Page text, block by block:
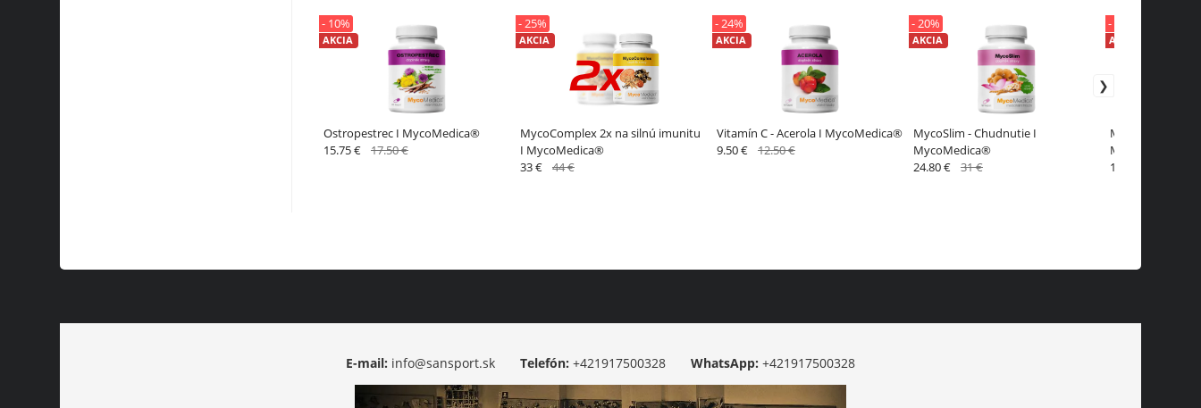
Ostropestrec I MycoMedica®
AKCIA
- 10%
15.75 € 17.50 €
MycoComplex 2x na silnú imunitu
I MycoMedica®
AKCIA
- 25%
33 € 44 €
Vitamín C - Acerola I MycoMedica®
AKCIA
- 24%
9.50 € 12.50 €
MycoSlim - Chudnutie I
MycoMedica®
AKCIA
- 20%
24.80 € 31 €
MycoComplex
MycoMedica®
AKCIA
- 20%
17.60 €
E-mail: info@sansport.sk Telefón: +421917500328 WhatsApp: +421917500328